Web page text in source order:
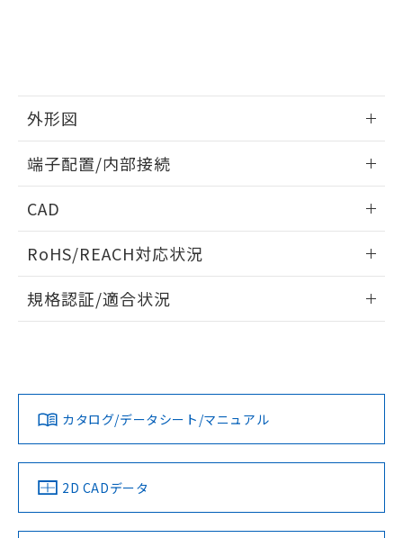
外形図
外形図
端子配置/内部接続
端子配置/内部接続
CAD
ドすることができます。
ログイン/会員登録
ダウンロードデータをご利用いただく前に、以下を必ずお読
みください。
ソフトウェアの使用条件
RoHS/REACH対応状況
EU RoHS 注意事項・凡例
対応済み
中国 RoHS 注意事項・凡例
規格認証/適合状況
LR型式承認
（イギリス
船舶規格）
DNV型式承認
（ノルウェー
BV型式承認
（フランス
KR型式
（韓国
No No No No
カタログ/データシート/マニュアル
2D CADデータ